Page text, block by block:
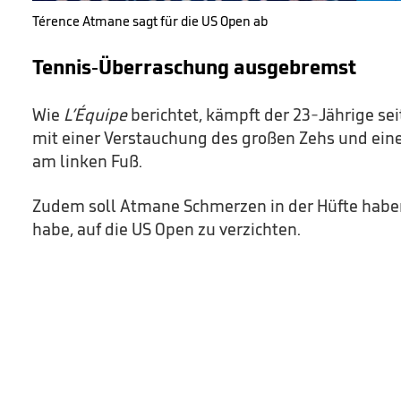
Térence Atmane sagt für die US Open ab
Tennis-Überraschung ausgebremst
Wie L’Équipeberichtet, kämpft der 23-Jährige
mit einer Verstauchung des großen Zehs und
am linken Fuß.
Zudem soll Atmane Schmerzen in der Hüfte
habe, auf die US Open zu verzichten.